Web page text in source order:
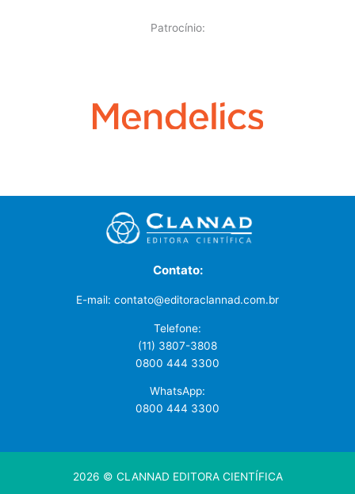
Patrocínio:
Contato:
E-mail: contato@editoraclannad.com.br
Telefone:
(11) 3807-3808
0800 444 3300
WhatsApp:
0800 444 3300
2026 © CLANNAD EDITORA CIENTÍFICA